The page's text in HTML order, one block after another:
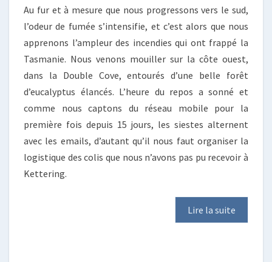
Au fur et à mesure que nous progressons vers le sud,
l’odeur de fumée s’intensifie, et c’est alors que nous
apprenons l’ampleur des incendies qui ont frappé la
Tasmanie. Nous venons mouiller sur la côte ouest,
dans la Double Cove, entourés d’une belle forêt
d’eucalyptus élancés. L’heure du repos a sonné et
comme nous captons du réseau mobile pour la
première fois depuis 15 jours, les siestes alternent
avec les emails, d’autant qu’il nous faut organiser la
logistique des colis que nous n’avons pas pu recevoir à
Kettering.
Lire la suite